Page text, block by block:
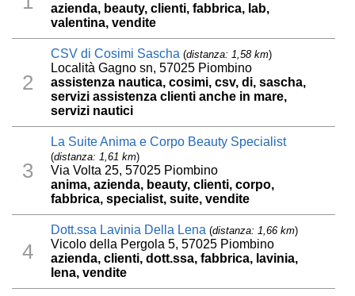
azienda, beauty, clienti, fabbrica, lab,
valentina, vendite
2
CSV di Cosimi Sascha (distanza: 1,58 km)
Località Gagno sn, 57025 Piombino
assistenza nautica, cosimi, csv, di, sascha,
servizi assistenza clienti anche in mare,
servizi nautici
3
La Suite Anima e Corpo Beauty Specialist
(distanza: 1,61 km)
Via Volta 25, 57025 Piombino
anima, azienda, beauty, clienti, corpo,
fabbrica, specialist, suite, vendite
4
Dott.ssa Lavinia Della Lena (distanza: 1,66 km)
Vicolo della Pergola 5, 57025 Piombino
azienda, clienti, dott.ssa, fabbrica, lavinia,
lena, vendite